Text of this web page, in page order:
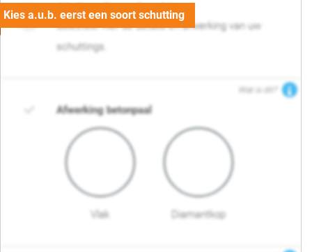
03. Detail en afwerking
Selecteer hier de details en afwerking van uw
schuttings.
Wat is dit?
Afwerking betonpaal
Vlak Diamantkop